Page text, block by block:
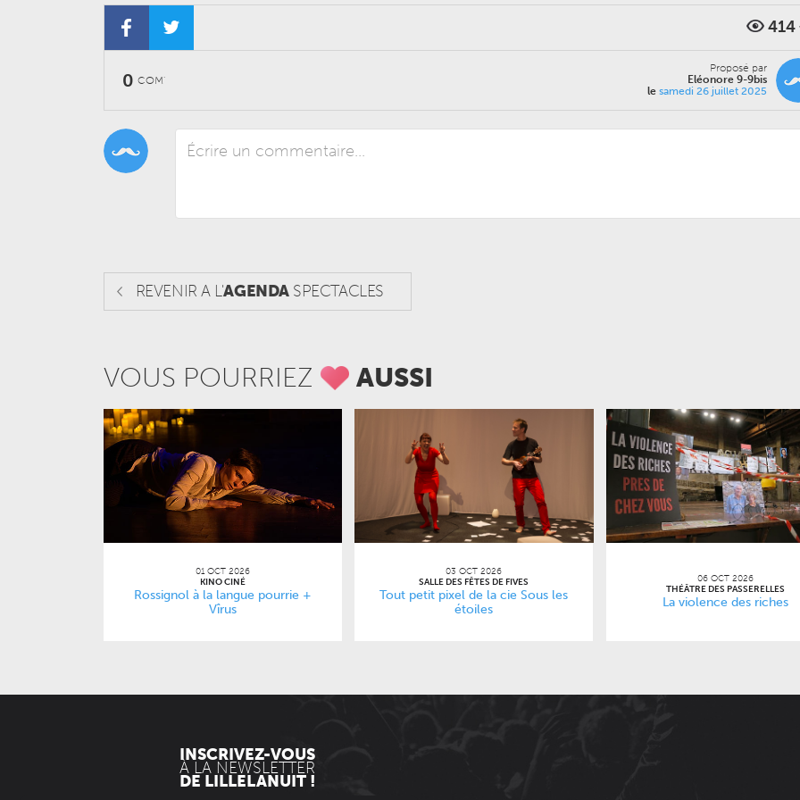
414
0 COM'
Proposé par
Eléonore 9-9bis
le samedi 26 juillet 2025
REVENIR A L'AGENDASPECTACLES
VOUS POURRIEZ AUSSI
01 OCT 2026
KINO CINÉ
Rossignol à la langue pourrie +
Vîrus
03 OCT 2026
SALLE DES FÊTES DE FIVES
Tout petit pixel de la cie Sous les
étoiles
06 OCT 2026
THÉÂTRE DES PASSERELLES
La violence des riches
INSCRIVEZ-VOUS
À LA NEWSLETTER
DE LILLELANUIT !